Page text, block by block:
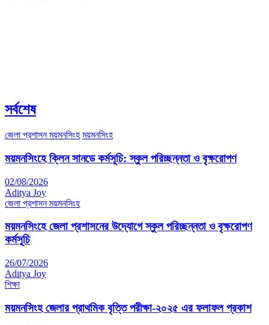
সর্বশেষ
জেলা প্রশাসন ময়মনসিংহ ময়মনসিংহ
ময়মনসিংহে ক্লিন সানডে কর্মসূচি: স্কুল পরিচ্ছন্নতা ও বৃক্ষরোপণ
02/08/2026
Aditya Joy
জেলা প্রশাসন ময়মনসিংহ
ময়মনসিংহে জেলা প্রশাসনের উদ্যোগে স্কুল পরিচ্ছন্নতা ও বৃক্ষরোপণ
কর্মসূচি
26/07/2026
Aditya Joy
শিক্ষা
ময়মনসিংহ জেলার প্রাথমিক বৃত্তি পরীক্ষা-২০২৫ এর ফলাফল প্রকাশ